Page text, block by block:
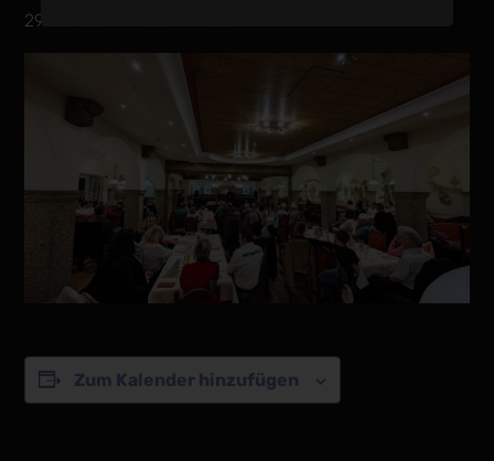
29. Januar - 19:30
Zum Kalender hinzufügen